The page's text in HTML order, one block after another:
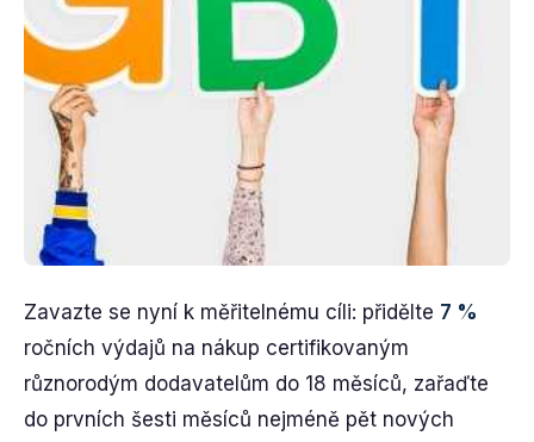
Zavazte se nyní k měřitelnému cíli: přidělte 7 %
ročních výdajů na nákup certifikovaným
různorodým dodavatelům do 18 měsíců, zařaďte
do prvních šesti měsíců nejméně pět nových